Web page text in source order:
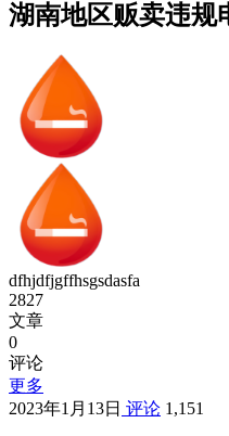
湖南地区贩卖违规
dfhjdfjgffhsgsdasfa
2827
文章
0
评论
更多
2023年1月13日 评论 1,151